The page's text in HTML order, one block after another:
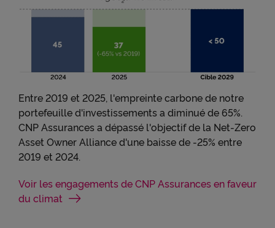
Entre 2019 et 2025, l'empreinte carbone de notre
portefeuille d'investissements a diminué de 65%.
CNP Assurances a dépassé l'objectif de la Net-Zero
Asset Owner Alliance d'une baisse de -25% entre
2019 et 2024.
Voir les engagements de CNP Assurances en faveur
du climat
● permettre l'interaction avec le réseau social
LinkedIn et permettre à ce réseau de suivre votre
● permettre de lire les messages de X (tweets) sur
ces tweets et collecte des données qu'il peut
exploiter à des fins de publicité ciblée.
Pour obtenir plus d'information sur les cookies, vous
pouvez consulter notreCharte relative aux cookies.
En cliquant sur « Continuer sans accepter » vous
au bon fonctionnement du Site et/ou à vous
apporter un confort de navigation seront déposés.